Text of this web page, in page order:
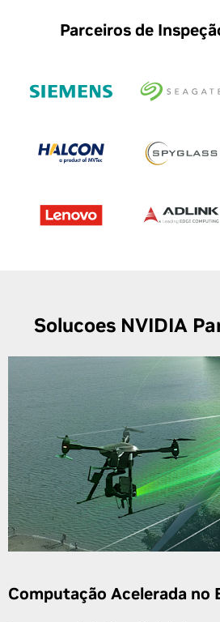
Parceiros de
Solucoes NVIDIA
Computação Acelerada no